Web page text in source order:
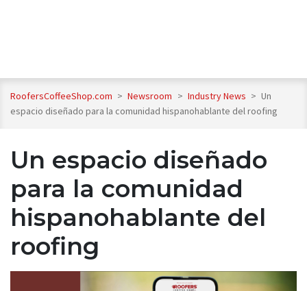
RoofersCoffeeShop.com > Newsroom > Industry News > Un
espacio diseñado para la comunidad hispanohablante del roofing
Un espacio diseñado
para la comunidad
hispanohablante del
roofing